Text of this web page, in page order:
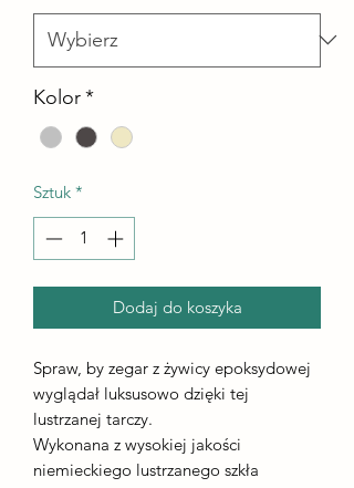
Kolor*
Sztuk *
Dodaj do koszyka
Spraw, by zegar z żywicy epoksydowej
wyglądał luksusowo dzięki tej
lustrzanej tarczy.
Wykonana z wysokiej jakości
niemieckiego lustrzanego szkła